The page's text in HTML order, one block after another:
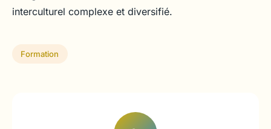
interculturel complexe et diversifié.
Formation